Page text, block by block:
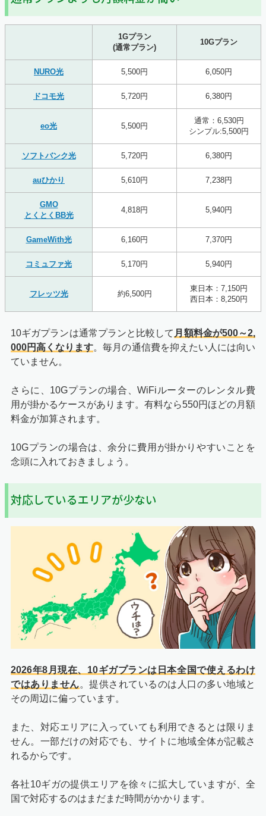
1Gプラン
(通常プラン)
10Gプラン
NURO光 5,500円 6,050円
ドコモ光 5,720円 6,380円
eo光 5,500円
通常：6,530円
シンプル:5,500円
ソフトバンク光 5,720円 6,380円
auひかり 5,610円 7,238円
GMO
とくとくBB光
4,818円 5,940円
GameWith光 6,160円 7,370円
コミュファ光 5,170円 5,940円
フレッツ光 約6,500円
東日本：7,150円
西日本：8,250円
10ギガプランは通常プランと比較して 月額料金が500～2,
000円高くなります。毎月の通信費を抑えたい人には向い
ていません。
さらに、10Gプランの場合、WiFiルーターのレンタル費
用が掛かるケースがあります。有料なら550円ほどの月額
料金が加算されます。
10Gプランの場合は、余分に費用が掛かりやすいことを
念頭に入れておきましょう。
対応しているエリアが少ない
2026年8月現在、10ギガプランは日本全国で使えるわけ
ではありません。提供されているのは人口の多い地域と
その周辺に偏っています。
また、対応エリアに入っていても利用できるとは限りま
せん。一部だけの対応でも、サイトに地域全体が記載さ
れるからです。
各社10ギガの提供エリアを徐々に拡大していますが、全
国で対応するのはまだまだ時間がかかります。